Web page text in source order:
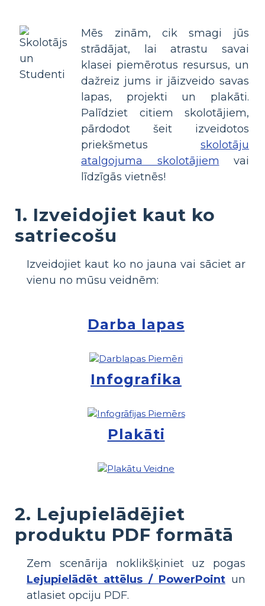
Mēs zinām, cik smagi jūs
strādājat, lai atrastu savai
klasei piemērotus resursus, un
dažreiz jums ir jāizveido savas
lapas, projekti un plakāti.
Palīdziet citiem skolotājiem,
pārdodot šeit izveidotos
priekšmetus skolotāju
atalgojuma skolotājiem vai
līdzīgās vietnēs!
1. Izveidojiet kaut ko
satriecošu
Izveidojiet kaut ko no jauna vai sāciet ar
vienu no mūsu veidnēm:
Darba lapas
Infografika
Plakāti
2. Lejupielādējiet
produktu PDF formātā
Zem scenārija noklikšķiniet uz pogas
Lejupielādēt attēlus / PowerPoint un
atlasiet opciju PDF.